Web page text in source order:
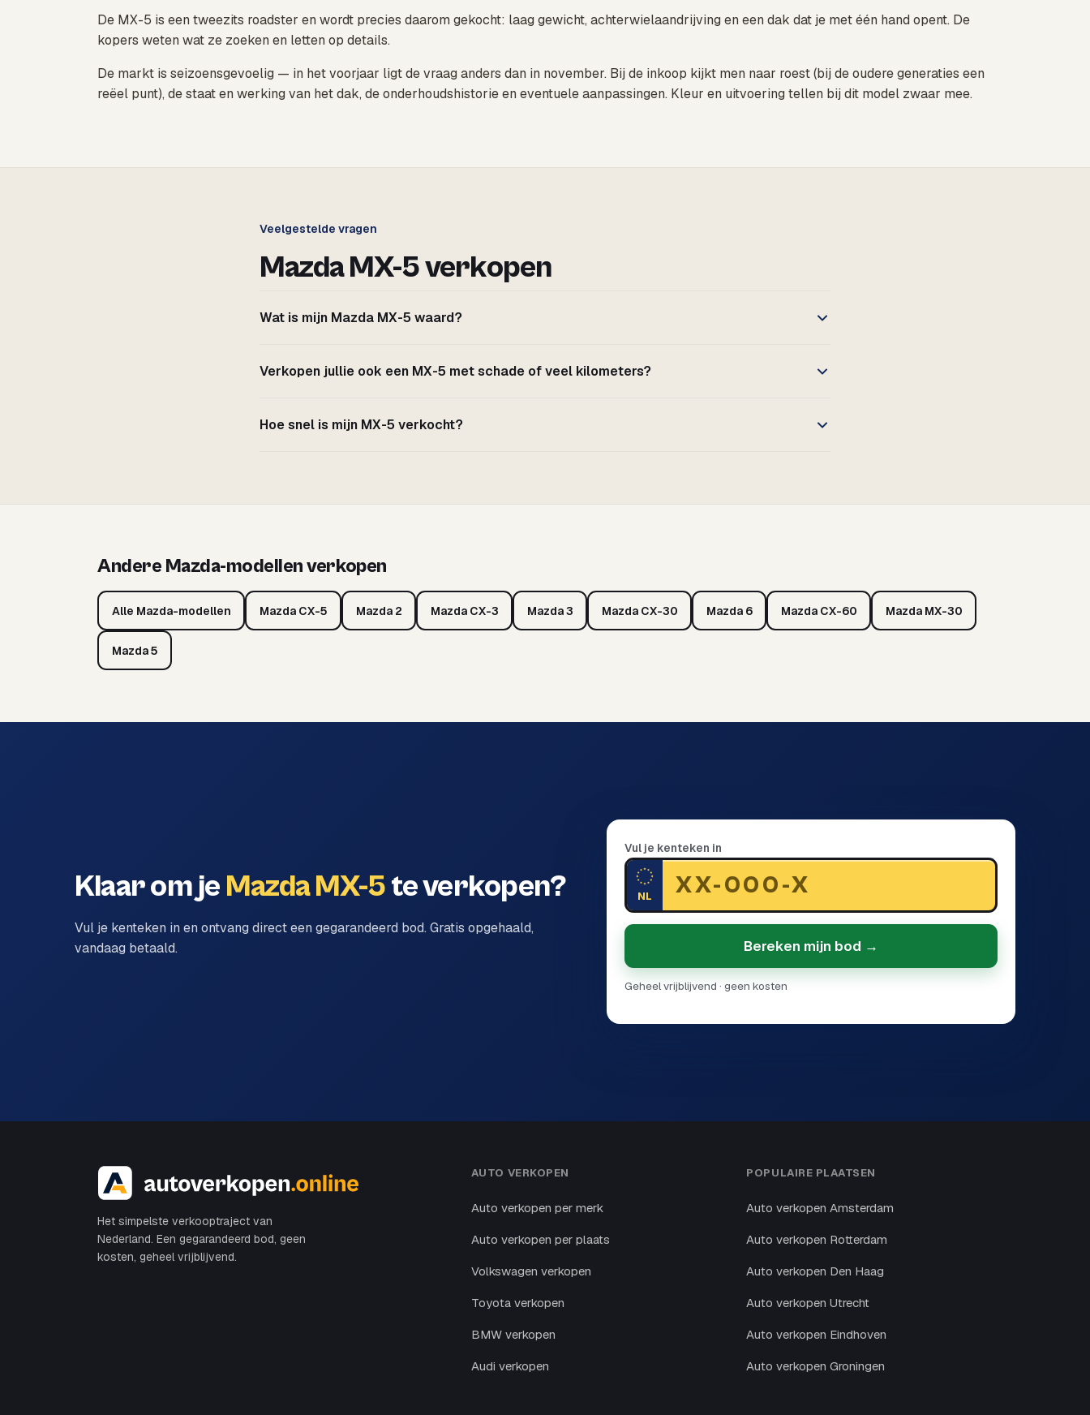
De MX-5 is een tweezits roadster en wordt precies daarom gekocht: laag gewicht, achterwielaandrijving en een dak dat je met één hand opent. De
kopers weten wat ze zoeken en letten op details.
De markt is seizoensgevoelig — in het voorjaar ligt de vraag anders dan in november. Bij de inkoop kijkt men naar roest (bij de oudere generaties een
reëel punt), de staat en werking van het dak, de onderhoudshistorie en eventuele aanpassingen. Kleur en uitvoering tellen bij dit model zwaar mee.
Veelgestelde vragen
Mazda MX-5 verkopen
Wat is mijn Mazda MX-5 waard?
Verkopen jullie ook een MX-5 met schade of veel kilometers?
Hoe snel is mijn MX-5 verkocht?
Andere Mazda-modellen verkopen
Alle Mazda-modellen Mazda CX-5 Mazda 2 Mazda CX-3 Mazda 3 Mazda CX-30 Mazda 6 Mazda CX-60 Mazda MX-30
Mazda 5
Klaar om je Mazda MX-5te verkopen?
Vul je kenteken in en ontvang direct een gegarandeerd bod. Gratis opgehaald,
vandaag betaald.
Vul je kenteken in
NL
Bereken mijn bod →
Geheel vrijblijvend · geen kosten
Het simpelste verkooptraject van
Nederland. Een gegarandeerd bod, geen
kosten, geheel vrijblijvend.
AUTO VERKOPEN
Auto verkopen per merk
Auto verkopen per plaats
Volkswagen verkopen
Toyota verkopen
BMW verkopen
Audi verkopen
POPULAIRE PLAATSEN
Auto verkopen Amsterdam
Auto verkopen Rotterdam
Auto verkopen Den Haag
Auto verkopen Utrecht
Auto verkopen Eindhoven
Auto verkopen Groningen